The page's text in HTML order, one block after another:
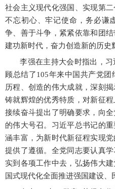
社会主义现代化强国、实现第
不忘初心、牢记使命，务必谦
争、善于斗争，紧紧依靠和团
建功新时代，奋力创造新的历史
李强在主持大会时指出，
顾总结了105年来中国共产党
历程、创造的伟大成就，深刻
铸就辉煌的优秀特质，对新征
接续奋斗提出了明确要求，向
的伟大号召。习近平总书记的
涵丰富，为新时代新征程实现
提供了遵循。全党同志要认真
实到各项工作中去，弘扬伟大
国式现代化全面推进强国建设、